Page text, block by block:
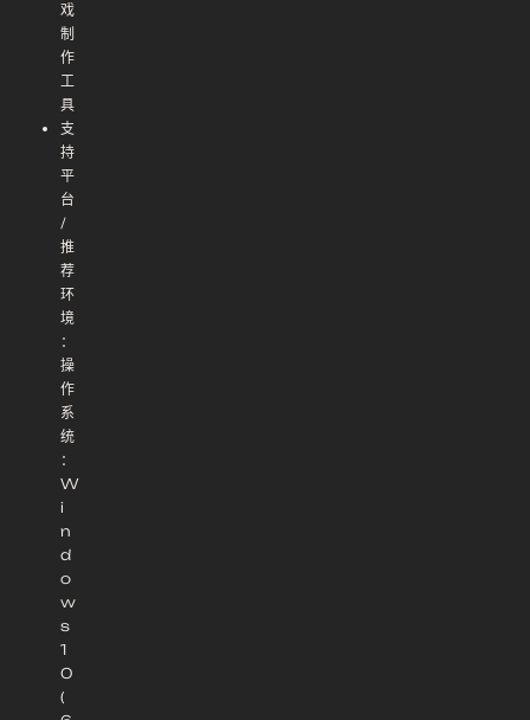
戏
制
作
工
具
支
持
平
台
/
推
荐
环
境
：
操
作
系
统
：
W
i
n
d
o
w
s
1
0
(